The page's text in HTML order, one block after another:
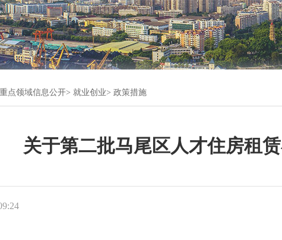
重点领域信息公开 就业创业 政策措施
关于第二批马尾区人才住房租